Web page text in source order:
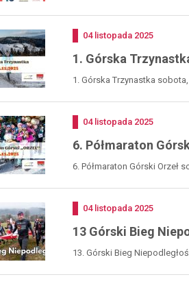
Dodano
04 listopada 2025
1. Górska
1. Górska Trzynastka
Dodano
04 listopada 2025
6. Półmaraton
6. Półmaraton Górski Orzeł
Dodano
04 listopada 2025
13 Górski Bieg
13. Górski Bieg